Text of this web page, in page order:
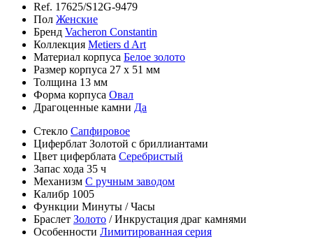
Ref. 17625/S12G-9479
Пол Женские
Бренд Vacheron Constantin
Коллекция Metiers d Art
Материал корпуса Белое золото
Размер корпуса 27 х 51 мм
Толщина 13 мм
Форма корпуса Овал
Драгоценные камни Да
Стекло Сапфировое
Циферблат Золотой с бриллиантами
Цвет циферблата Серебристый
Запас хода 35 ч
Механизм С ручным заводом
Калибр 1005
Функции Минуты /Часы
Браслет Золото /Инкрустация драг камнями
Особенности Лимитированная серия